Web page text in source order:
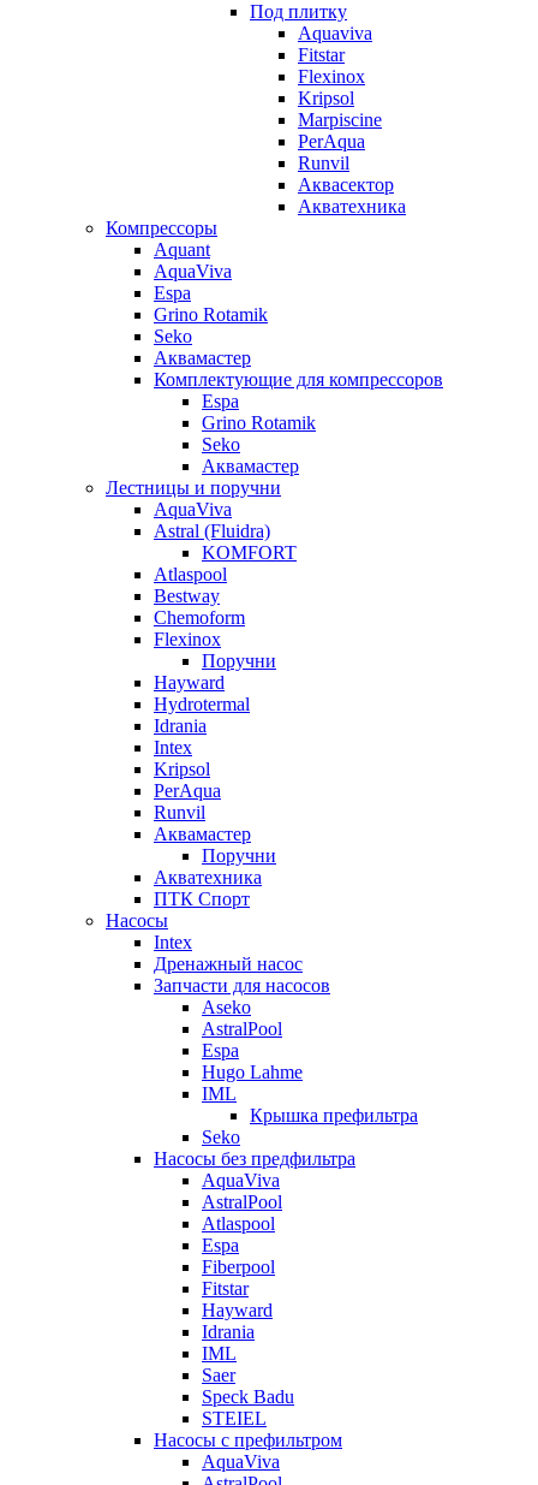
Под плитку
Aquaviva
Fitstar
Flexinox
Kripsol
Marpiscine
PerAqua
Runvil
Аквасектор
Акватехника
Компрессоры
Aquant
AquaViva
Espa
Grino Rotamik
Seko
Аквамастер
Комплектующие для компрессоров
Espa
Grino Rotamik
Seko
Аквамастер
Лестницы и поручни
AquaViva
Astral (Fluidra)
KOMFORT
Atlaspool
Bestway
Chemoform
Flexinox
Поручни
Hayward
Hydrotermal
Idrania
Intex
Kripsol
PerAqua
Runvil
Аквамастер
Поручни
Акватехника
ПТК Спорт
Насосы
Intex
Дренажный насос
Запчасти для насосов
Aseko
AstralPool
Espa
Hugo Lahme
IML
Крышка префильтра
Seko
Насосы без предфильтра
AquaViva
AstralPool
Atlaspool
Espa
Fiberpool
Fitstar
Hayward
Idrania
IML
Saer
Speck Badu
STEIEL
Насосы с префильтром
AquaViva